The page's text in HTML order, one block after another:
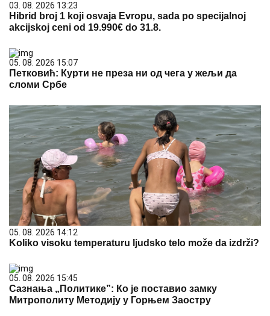
03. 08. 2026 13:23
Hibrid broj 1 koji osvaja Evropu, sada po specijalnoj
akcijskoj ceni od 19.990€ do 31.8.
05. 08. 2026 15:07
Петковић: Курти не преза ни од чега у жељи да
сломи Србе
05. 08. 2026 14:12
Koliko visoku temperaturu ljudsko telo može da izdrži?
05. 08. 2026 15:45
Сазнања „Политике”: Ко је поставио замку
Митрополиту Методију у Горњем Заостру